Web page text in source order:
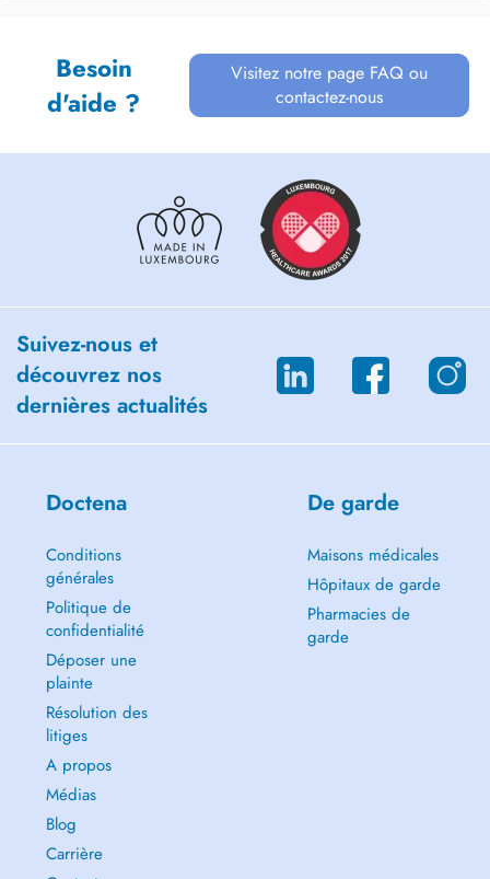
Besoin
d'aide ?
Visitez notre page FAQ ou
contactez-nous
Suivez-nous et
découvrez nos
dernières actualités
Doctena
Conditions
générales
Politique de
confidentialité
Déposer une
plainte
Résolution des
litiges
A propos
Médias
Blog
Carrière
De garde
Maisons médicales
Hôpitaux de garde
Pharmacies de
garde